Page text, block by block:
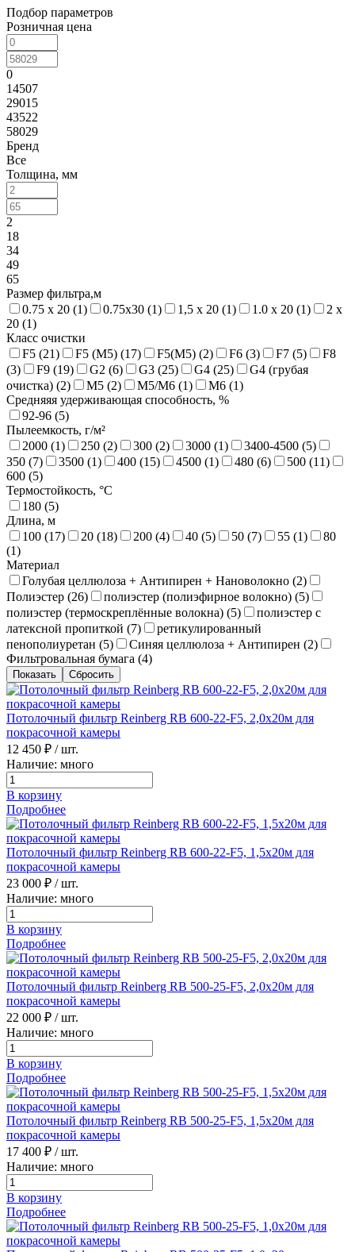
Подбор параметров
Розничная цена
0
14507
29015
43522
58029
Бренд
Все
Толщина, мм
2
18
34
49
65
Размер фильтра,м
0.75 x 20 (1) 0.75х30 (1) 1,5 x 20 (1) 1.0 х 20 (1)
2 x
20 (1)
Класс очистки
F5 (21) F5 (M5) (17) F5(M5) (2) F6 (3) F7 (5)
F8
(3) F9 (19) G2 (6) G3 (25) G4 (25)
G4 (грубая
очистка) (2) M5 (2) M5/M6 (1) M6 (1)
Средняяя удерживающая способность, %
92-96 (5)
Пылеемкость, г/м²
2000 (1) 250 (2) 300 (2) 3000 (1) 3400-4500 (5)
350 (7) 3500 (1) 400 (15) 4500 (1) 480 (6) 500 (11)
600 (5)
Термостойкость, °C
180 (5)
Длина, м
100 (17) 20 (18) 200 (4) 40 (5) 50 (7) 55 (1)
80
(1)
Материал
Голубая целлюлоза + Антипирен + Нановолокно (2)
Полиэстер (26) полиэстер (полиэфирное волокно) (5)
полиэстер (термоскреплённые волокна) (5)
полиэстер с
латексной пропиткой (7)
ретикулированный
пенополиуретан (5) Синяя целлюлоза + Антипирен (2)
Фильтровальная бумага (4)
Потолочный фильтр Reinberg RB 600-22-F5, 2,0х20м для
покрасочной камеры
12 450 ₽ / шт.
Наличие: много
В корзину
Подробнее
Потолочный фильтр Reinberg RB 600-22-F5, 1,5х20м для
покрасочной камеры
23 000 ₽ / шт.
Наличие: много
В корзину
Подробнее
Потолочный фильтр Reinberg RB 500-25-F5, 2,0х20м для
покрасочной камеры
22 000 ₽ / шт.
Наличие: много
В корзину
Подробнее
Потолочный фильтр Reinberg RB 500-25-F5, 1,5х20м для
покрасочной камеры
17 400 ₽ / шт.
Наличие: много
В корзину
Подробнее